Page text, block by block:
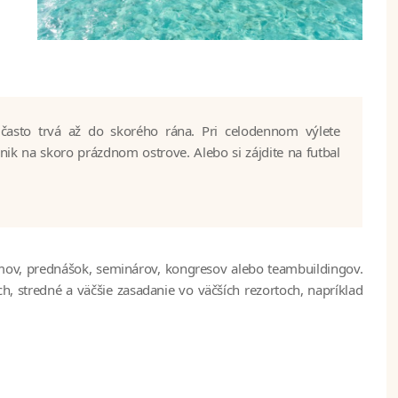
prednášok, seminárov, kongresov alebo teambuildingov.
stredné a väčšie zasadanie vo väčších rezortoch, napríklad